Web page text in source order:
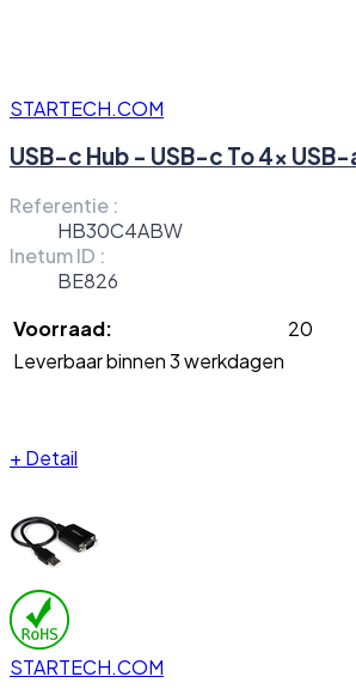
STARTECH.COM
USB-c Hub - USB-c To 4x
Referentie :
HB30C4ABW
Inetum ID :
BE826
Voorraad:
20
Leverbaar binnen 3 werkdagen
+ Detail
STARTECH.COM